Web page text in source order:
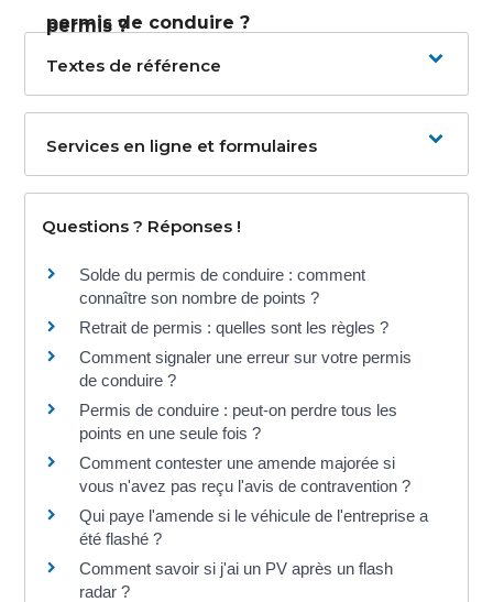
permis ?
permis de conduire ?
Textes de référence
Services en ligne et formulaires
Questions ? Réponses !
Solde du permis de conduire : comment
connaître son nombre de points ?
Retrait de permis : quelles sont les règles ?
Comment signaler une erreur sur votre permis
de conduire ?
Permis de conduire : peut-on perdre tous les
points en une seule fois ?
Comment contester une amende majorée si
vous n'avez pas reçu l'avis de contravention ?
Qui paye l'amende si le véhicule de l'entreprise a
été flashé ?
Comment savoir si j'ai un PV après un flash
radar ?